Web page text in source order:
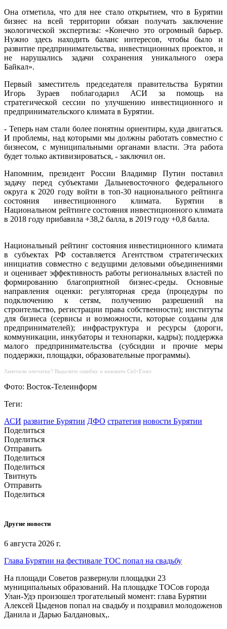
Она отметила, что для нее стало открытием, что в Бурятии
бизнес на всей территории обязан получать заключение
экологической экспертизы: «Конечно это огромный барьер.
Нужно здесь находить баланс интересов, чтобы было и
развитие предпринимательства, инвестиционных проектов, и
не нарушались задачи сохранения уникального озера
Байкал».
Первый заместитель председателя правительства Бурятии
Игорь Зураев поблагодарил АСИ за помощь на
стратегической сессии по улучшению инвестиционного и
предпринимательского климата в Бурятии.
- Теперь нам стали более понятны ориентиры, куда двигаться.
И проблемы, над которыми мы должны работать совместно с
бизнесом, с муниципальными органами власти. Эта работа
будет только активизироваться, - заключил он.
Напомним, президент России Владимир Путин поставил
задачу перед субъектами Дальневосточного федерального
округа к 2020 году войти в топ-30 национального рейтинга
состояния инвестиционного климата. Бурятии в
Национальном рейтинге состояния инвестиционного климата
в 2018 году прибавила +38,2 балла, в 2019 году +0,8 балла.
Национальный рейтинг состояния инвестиционного климата
в субъектах РФ составляется Агентством стратегических
инициатив совместно с ведущими деловыми объединениями
и оценивает эффективность работы региональных властей по
формированию благоприятной бизнес-среды. Основные
направления оценки: регуляторная среда (процедуры по
подключению к сетям, получению разрешений на
строительство, регистрации права собственности); институты
для бизнеса (сервисы и возможности, которые созданы для
предпринимателей); инфраструктура и ресурсы (дороги,
коммуникации, инкубаторы и технопарки, кадры); поддержка
малого предпринимательства (субсидии и прочие меры
поддержки, площадки, образовательные программы).
Заметили опечатку? Выделите ошибку и нажмите Ctrl+Enter.
Фото: Восток-Телеинформ
Теги:
АСИ развитие Бурятии ДФО стратегия новости Бурятии
Поделиться
Поделиться
Отправить
Поделиться
Поделиться
Твитнуть
Отправить
Поделиться
Другие новости
6 августа 2026 г.
Глава Бурятии на фестивале ТОС попал на свадьбу
На площади Советов развернули площадки 23
муниципальных образований. На площадке ТОСов города
Улан-Удэ произошел трогательный момент: глава Бурятии
Алексей Цыденов попал на свадьбу и поздравил молодоженов
Данила и Дарью Балдановых,.